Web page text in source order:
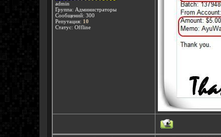
admin
Группа: Администраторы
Сообщений: 300
Репутация: 10
Статус: Offline